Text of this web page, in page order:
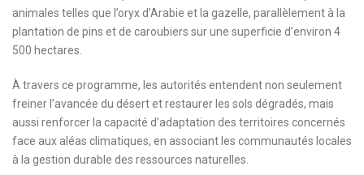
animales telles que l’oryx d’Arabie et la gazelle, parallèlement à la
plantation de pins et de caroubiers sur une superficie d’environ 4
500 hectares.
À travers ce programme, les autorités entendent non seulement
freiner l’avancée du désert et restaurer les sols dégradés, mais
aussi renforcer la capacité d’adaptation des territoires concernés
face aux aléas climatiques, en associant les communautés locales
à la gestion durable des ressources naturelles.